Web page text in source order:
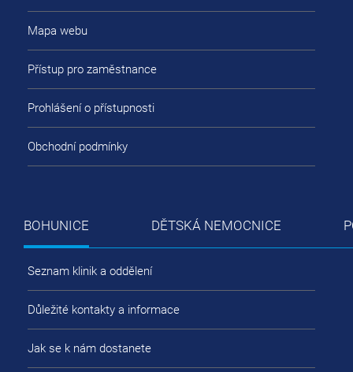
Mapa webu
Přístup pro zaměstnance
Prohlášení o přístupnosti
Obchodní podmínky
BOHUNICE DĚTSKÁ NEMOCNICE
Seznam klinik a oddělení
Důležité kontakty a informace
Jak se k nám dostanete